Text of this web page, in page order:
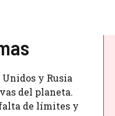
y Rusia
del planeta.
de límites y